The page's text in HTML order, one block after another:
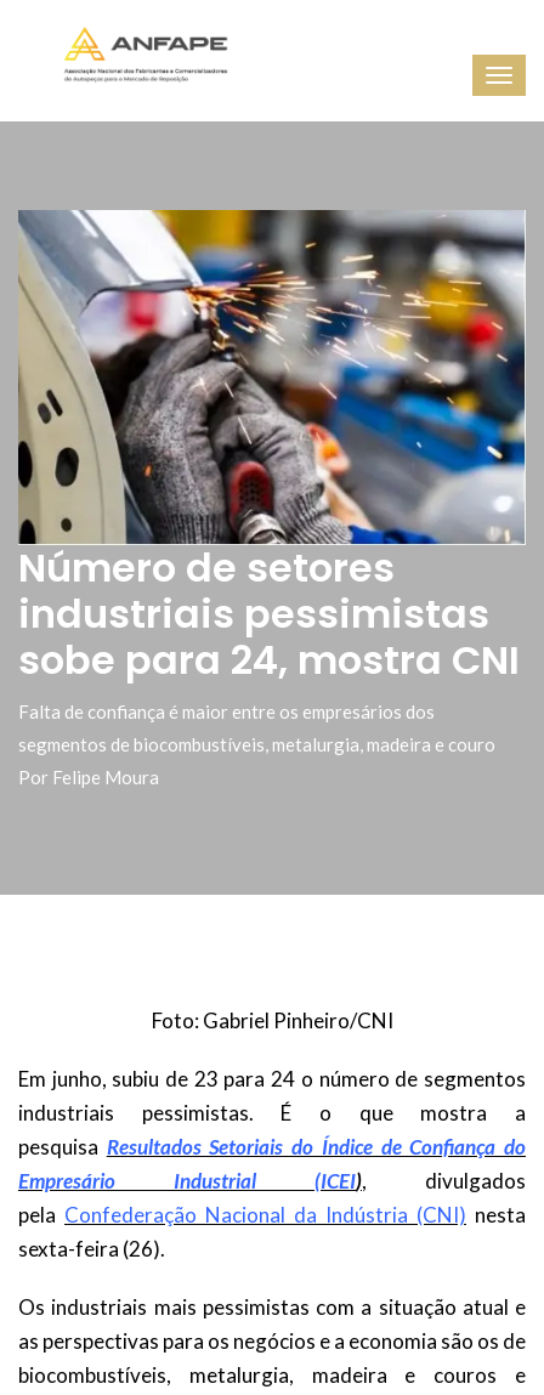
Número de setores
industriais pessimistas
sobe para 24, mostra CNI
Falta de confiança é maior entre os empresários dos
segmentos de biocombustíveis, metalurgia, madeira e couro
Por Felipe Moura
Foto: Gabriel Pinheiro/CNI
Em junho, subiu de 23 para 24 o número de segmentos
industriais pessimistas. É o que mostra a
pesquisa Resultados Setoriais do Índice de Confiança do
Empresário Industrial (ICEI), divulgados
pela Confederação Nacional da Indústria (CNI) nesta
sexta-feira (26).
Os industriais mais pessimistas com a situação atual e
as perspectivas para os negócios e a economia são os de
biocombustíveis, metalurgia, madeira e couros e